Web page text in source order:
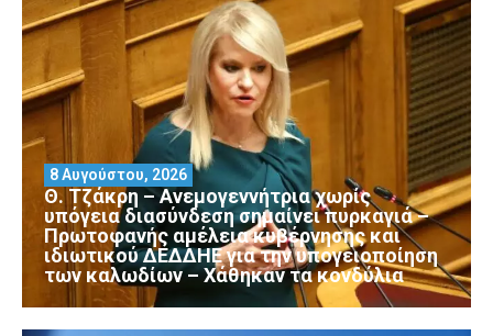
Θ. Τζάκρη – Ανεμογεννήτρια χωρίς
υπόγεια διασύνδεση σημαίνει πυρκαγιά –
Πρωτοφανής αμέλεια κυβέρνησης και
ιδιωτικού ΔΕΔΔΗΕ για την υπογειοποίηση
των καλωδίων – Χάθηκαν τα κονδύλια
8 Αυγούστου, 2026